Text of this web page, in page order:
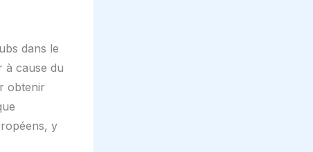
dans le
à cause du
obtenir
y